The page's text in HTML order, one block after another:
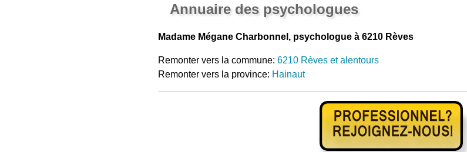
Annuaire des psychologues
Madame Mégane Charbonnel, psychologue à 6210 Rèves
Remonter vers la commune: 6210 Rèves et alentours
Remonter vers la province: Hainaut